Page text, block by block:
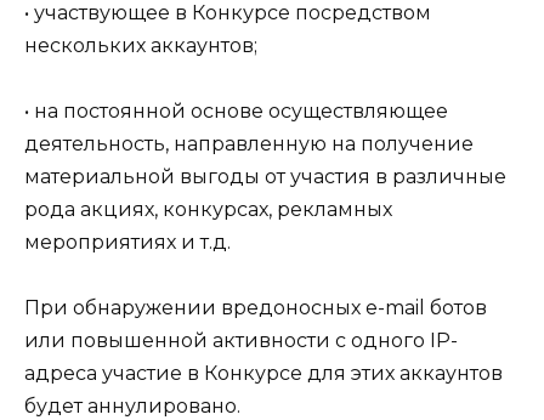
• участвующее в Конкурсе посредством
нескольких аккаунтов;
• на постоянной основе осуществляющее
деятельность, направленную на получение
материальной выгоды от участия в различные
рода акциях, конкурсах, рекламных
мероприятиях и т.д.
При обнаружении вредоносных e-mail ботов
или повышенной активности с одного IP-
адреса участие в Конкурсе для этих аккаунтов
будет аннулировано.